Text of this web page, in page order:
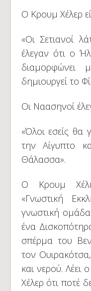
Ο Κρουμ Χέλερ
«Οι Σετιανοί
έλεγαν ότι ο
δημιουργεί το
Οι Ναασηνοί
«Όλοι εσείς θα
την Αίγυπτο
Θάλασσα».
Ο Κρουμ
«Γνωστική
γνωστική ομάδα
ένα
σπέρμα του
τον
και νερού.
Χέλερ ότι ποτέ